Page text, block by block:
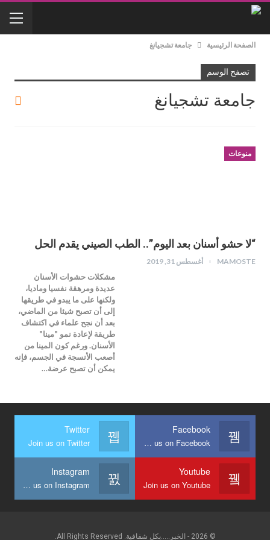
الصفحة الرئيسية جامعة تشجيانغ
تصفح الوسم
جامعة تشجيانغ
منوعات
“لا حشو أسنان بعد اليوم”.. الطب الصيني يقدم الحل
MAMOSTE أغسطس 31, 2019
مشكلات حشوات الأسنان
عديدة ومرهقة نفسيا وماديا،
ولكنها على ما يبدو في طريقها
إلى أن تصبح شيئا من الماضي،
بعد أن نجح علماء في اكتشاف
طريقة لإعادة نمو "مينا"
الأسنان. ورغم كون المينا من
أصعب الأنسجة في الجسم، فإنه
يمكن أن تصبح عرضة…
Facebook
Join us on Facebook
Twitter
Join us on Twitter
Youtube
Join us on Youtube
Instagram
Join us on Instagram
© 2026 - الخبر.....بكل شفافية. All Rights Reserved.